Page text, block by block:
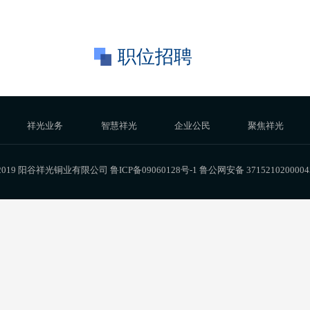
职位招聘
祥光业务 智慧祥光 企业公民 聚焦祥光
阳谷祥光铜业有限公司 鲁ICP备09060128号-1 鲁公网安备